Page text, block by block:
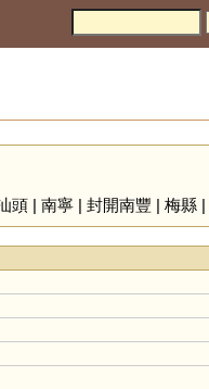
頭| 南寧| 封開南豐 | 梅縣|